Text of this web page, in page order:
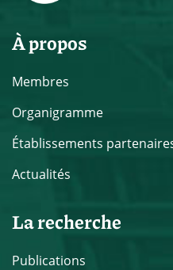
À propos
Membres
Organigramme
Établissements
Actualités
La recherche
Publications